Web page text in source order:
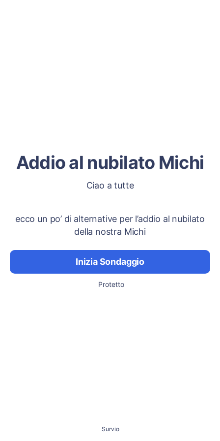
Addio al nubilato Michi
Ciao a tutte
ecco un po’ di alternative per l’addio al nubilato
della nostra Michi
Inizia Sondaggio
Protetto
Survio